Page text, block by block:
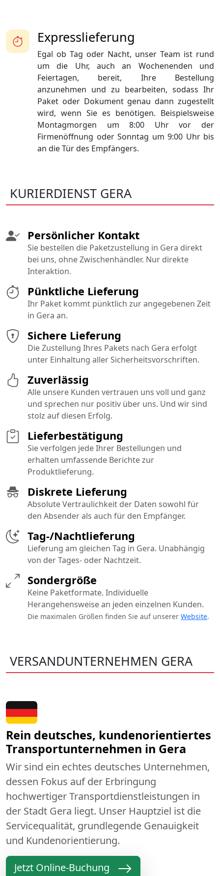
Expresslieferung
Egal ob Tag oder Nacht, unser Team ist rund
um die Uhr, auch an Wochenenden und
Feiertagen, bereit, Ihre Bestellung
anzunehmen und zu bearbeiten, sodass Ihr
Paket oder Dokument genau dann zugestellt
wird, wenn Sie es benötigen. Beispielsweise
Montagmorgen um 8:00 Uhr vor der
Firmenöffnung oder Sonntag um 9:00 Uhr bis
an die Tür des Empfängers.
KURIERDIENST GERA
Pünktliche Lieferung
Ihr Paket kommt pünktlich zur angegebenen Zeit
in Gera an.
Sichere Lieferung
Die Zustellung Ihres Pakets nach Gera erfolgt
unter Einhaltung aller Sicherheitsvorschriften.
Diskrete Lieferung
Absolute Vertraulichkeit der Daten sowohl für
den Absender als auch für den Empfänger.
Tag-/Nachtlieferung
Lieferung am gleichen Tag in Gera. Unabhängig
von der Tages- oder Nachtzeit.
Persönlicher Kontakt
Sie bestellen die Paketzustellung in Gera direkt
bei uns, ohne Zwischenhändler. Nur direkte
Interaktion.
Sondergröße
Keine Paketformate. Individuelle
Herangehensweise an jeden einzelnen Kunden.
Die maximalen Größen finden Sie auf unserer Website.
Lieferbestätigung
Sie verfolgen jede Ihrer Bestellungen und
erhalten umfassende Berichte zur
Produktlieferung.
Zuverlässig
Alle unsere Kunden vertrauen uns voll und ganz
und sprechen nur positiv über uns. Und wir sind
stolz auf diesen Erfolg.
VERSANDUNTERNEHMEN GERA
Rein deutsches, kundenorientiertes
Transportunternehmen in Gera
Wir sind ein echtes deutsches Unternehmen,
dessen Fokus auf der Erbringung
hochwertiger Transportdienstleistungen in
der Stadt Gera liegt. Unser Hauptziel ist die
Servicequalität, grundlegende Genauigkeit
und Kundenorientierung.
Jetzt Online-Buchung